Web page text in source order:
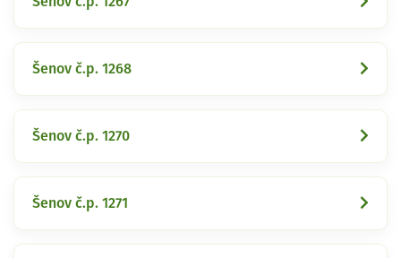
Šenov č.p. 1268
Šenov č.p. 1270
Šenov č.p. 1271